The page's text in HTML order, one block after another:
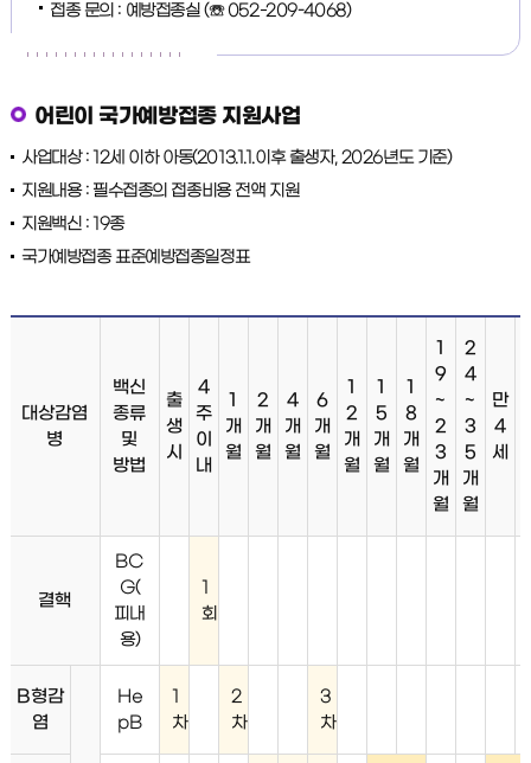
접종 문의 : 예방접종실 (☏ 052-209–4068)
어린이 국가예방접종 지원사업
사업대상 : 12세 이하 아동(2013.1.1.이후 출생자, 2026년도 기준)
지원내용 : 필수접종의 접종비용 전액 지원
지원백신 : 19종
국가예방접종 표준예방접종일정표
대상감염
병
백신
종류
및
방법
출
생
시
4
주
이
내
1
개
월
2
개
월
4
개
월
6
개
월
1
2
개
월
1
5
개
월
1
8
개
월
1
9
~
2
3
개
월
2
4
~
3
5
개
월
만
4
세
결핵
BC
G(
피내
용)
회
B형감
염
He
pB
차
2
차
3
차